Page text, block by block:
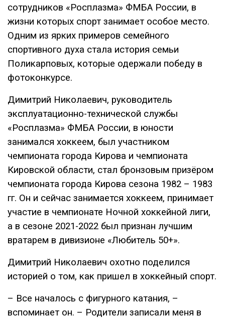
сотрудников «Росплазма» ФМБА России, в
жизни которых спорт занимает особое место.
Одним из ярких примеров семейного
спортивного духа стала история семьи
Поликарповых, которые одержали победу в
фотоконкурсе.
Димитрий Николаевич, руководитель
эксплуатационно-технической службы
«Росплазма» ФМБА России, в юности
занимался хоккеем, был участником
чемпионата города Кирова и чемпионата
Кировской области, стал бронзовым призёром
чемпионата города Кирова сезона 1982 – 1983
гг. Он и сейчас занимается хоккеем, принимает
участие в чемпионате Ночной хоккейной лиги,
а в сезоне 2021-2022 был признан лучшим
вратарем в дивизионе «Любитель 50+».
Димитрий Николаевич охотно поделился
историей о том, как пришел в хоккейный спорт.
– Все началось с фигурного катания, –
вспоминает он. – Родители записали меня в